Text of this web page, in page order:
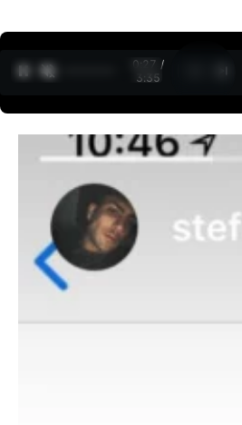
0:28 /
3:35